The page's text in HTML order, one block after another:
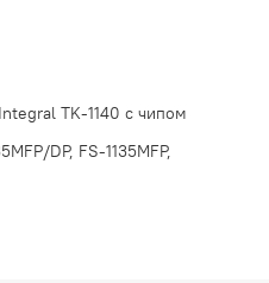
TK-1140 с чипом
DP, FS-1135MFP,